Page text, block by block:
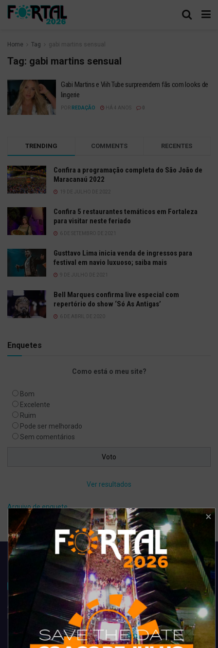
Home Tag gabi martins sensual
Tag: gabi martins sensual
Gabi Martins e Viih Tube surpreendem fãs com looks de
lingerie
POR REDAÇÃO HÁ 4 ANOS
TRENDING COMMENTS RECENTES
Confira a programação completa do São João de
Maracanaú 2022
19 DE JULHO DE 2022
Confira 5 restaurantes temáticos em Fortaleza
para visitar neste feriado
6 DE SETEMBRO DE 2021
Gusttavo Lima inicia venda de ingressos para
festival em navio luxuoso; saiba mais
9 DE JULHO DE 2021
Bell Marques confirma live especial com
repertório do show ‘Só As Antigas’
6 DE ABRIL DE 2020
Enquetes
Como está o meu site?
Bom
Excelente
Ruim
Pode ser melhorado
Sem comentários
Ver resultados
Arquivo de enquete
Acompanhe todas as novidades do entretenimento na região de
Fortaleza. Dicas, promoções, coberturas exclusivas e muito mais.